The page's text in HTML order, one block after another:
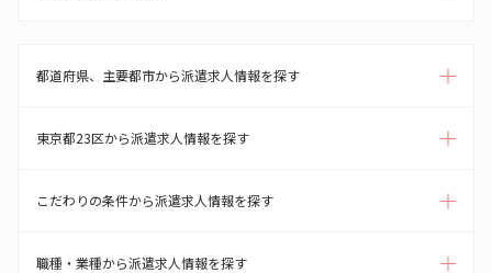
都道府県、主要都市から派遣求人情報を探す
東京都23区から派遣求人情報を探す
こだわりの条件から派遣求人情報を探す
職種・業種から派遣求人情報を探す